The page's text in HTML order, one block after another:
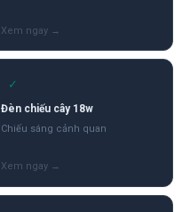
✓
Đèn chiếu cây 18w
Chiếu sáng cảnh quan